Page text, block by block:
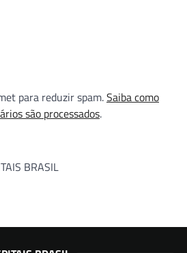
para reduzir spam.Saiba como
são processados.
BRASIL